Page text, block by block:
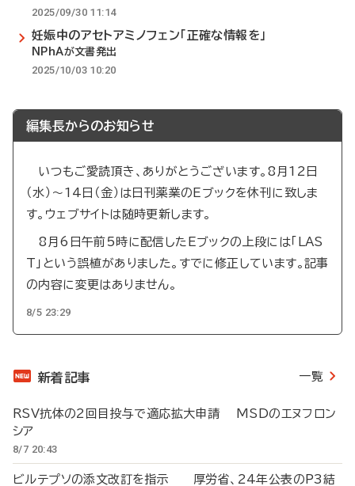
2025/09/30 11:14
妊娠中のアセトアミノフェン「正確な情報を」
NPhAが文書発出
2025/10/03 10:20
編集長からのお知らせ
いつもご愛読頂き、ありがとうございます。8月12日
（水）～14日（金）は日刊薬業のEブックを休刊に致しま
す。ウェブサイトは随時更新します。
8月6日午前5時に配信したEブックの上段には「LAS
T」という誤植がありました。すでに修正しています。記事
の内容に変更はありません。
8/5 23:29
新着記事 一覧
RSV抗体の2回目投与で適応拡大申請 MSDのエヌフロン
シア
8/7 20:43
ビルテプソの添文改訂を指示 厚労省、24年公表のP3結